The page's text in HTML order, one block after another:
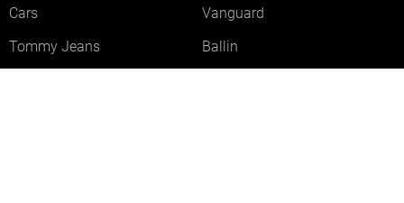
Cars
Vanguard
Tommy Jeans
Ballin